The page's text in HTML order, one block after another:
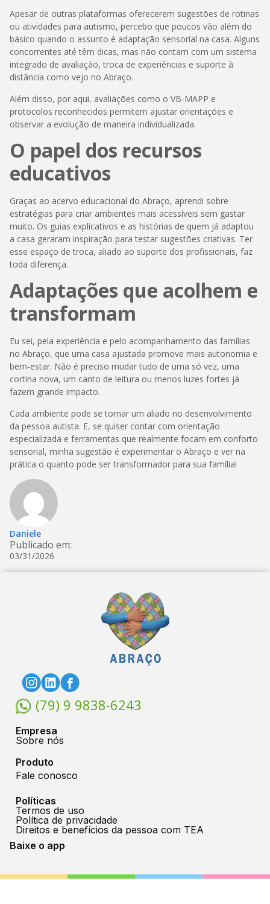
Apesar de outras plataformas oferecerem sugestões de rotinas
ou atividades para autismo, percebo que poucos vão além do
básico quando o assunto é adaptação sensorial na casa. Alguns
concorrentes até têm dicas, mas não contam com um sistema
integrado de avaliação, troca de experiências e suporte à
distância como vejo no Abraço.
Além disso, por aqui, avaliações como o VB-MAPP e
protocolos reconhecidos permitem ajustar orientações e
observar a evolução de maneira individualizada.
O papel dos recursos
educativos
Graças ao acervo educacional do Abraço, aprendi sobre
estratégias para criar ambientes mais acessíveis sem gastar
muito. Os guias explicativos e as histórias de quem já adaptou
a casa geraram inspiração para testar sugestões criativas. Ter
esse espaço de troca, aliado ao suporte dos profissionais, faz
toda diferença.
Adaptações que acolhem e
transformam
Eu sei, pela experiência e pelo acompanhamento das famílias
no Abraço, que uma casa ajustada promove mais autonomia e
bem-estar. Não é preciso mudar tudo de uma só vez, uma
cortina nova, um canto de leitura ou menos luzes fortes já
fazem grande impacto.
Cada ambiente pode se tornar um aliado no desenvolvimento
da pessoa autista. E, se quiser contar com orientação
especializada e ferramentas que realmente focam em conforto
sensorial, minha sugestão é experimentar o Abraço e ver na
prática o quanto pode ser transformador para sua família!
Daniele
Publicado em:
03/31/2026
(79) 9 9838-6243
Empresa
Sobre nós
Produto
Fale conosco
Políticas
Termos de uso
Política de privacidade
Direitos e benefícios da pessoa com TEA
Baixe o app